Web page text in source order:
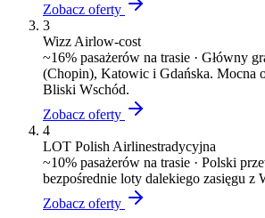
Zobacz oferty
3
Wizz Airlow-cost
~16% pasażerów na trasie · Główny
(Chopin), Katowic i Gdańska. Mocna
Bliski Wschód.
Zobacz oferty
4
LOT Polish Airlinestradycyjna
~10% pasażerów na trasie · Polski
bezpośrednie loty dalekiego zasięgu z
Zobacz oferty